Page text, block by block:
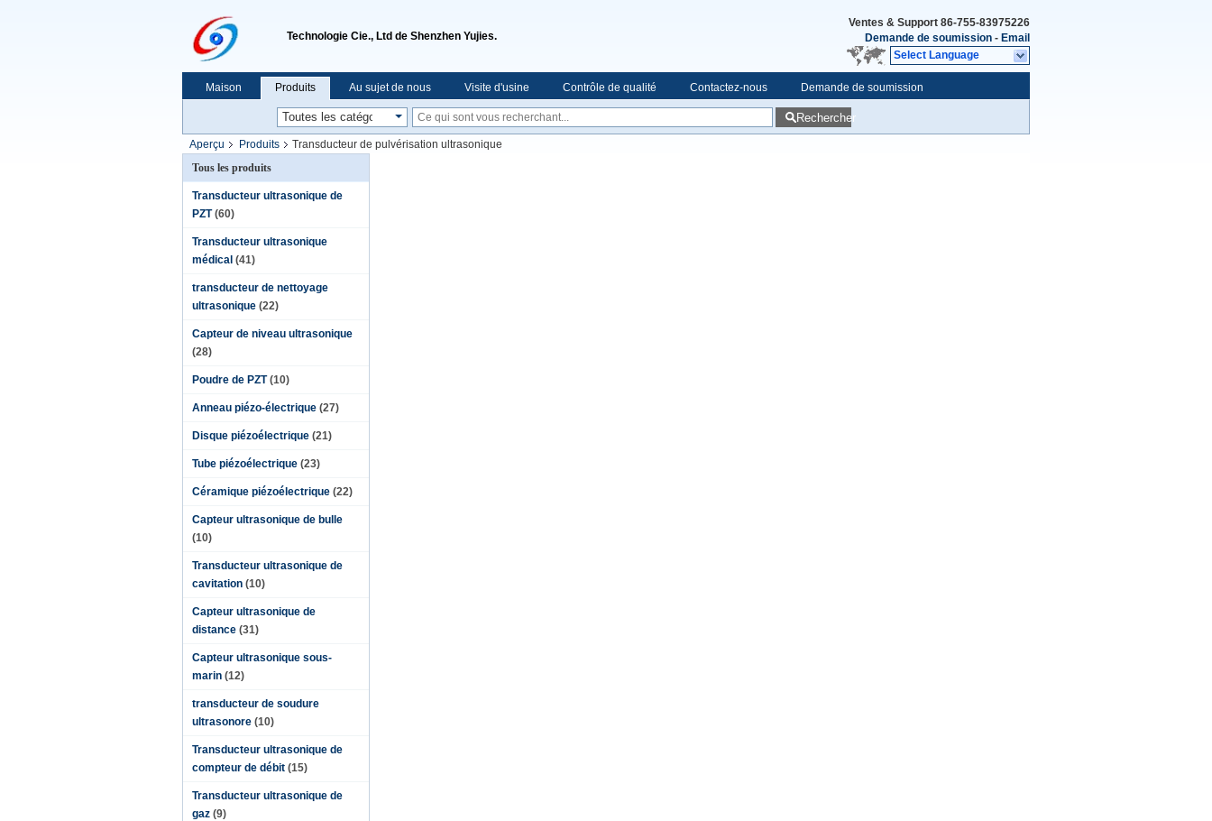
Technologie Cie., Ltd de Shenzhen Yujies.
Ventes & Support 86-755-83975226
Demande de soumission - Email
Select Language
Maison Produits Au sujet de nous Visite d'usine Contrôle de qualité Contactez-nous Demande de soumission
Rechercher
Aperçu Produits
Transducteur de pulvérisation ultrasonique
Tous les produits
Transducteur ultrasonique de
PZT (60)
Transducteur ultrasonique
médical (41)
transducteur de nettoyage
ultrasonique (22)
Capteur de niveau ultrasonique
(28)
Poudre de PZT (10)
Anneau piézo-électrique (27)
Disque piézoélectrique (21)
Tube piézoélectrique (23)
Céramique piézoélectrique (22)
Capteur ultrasonique de bulle
(10)
Transducteur ultrasonique de
cavitation (10)
Capteur ultrasonique de
distance (31)
Capteur ultrasonique sous-
marin (12)
transducteur de soudure
ultrasonore (10)
Transducteur ultrasonique de
compteur de débit (15)
Transducteur ultrasonique de
gaz (9)